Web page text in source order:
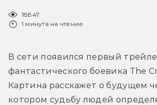
18847
1 минута на чтение
В сети появился первый
фантастического боевика The
Картина расскажет о будущем
котором судьбу людей